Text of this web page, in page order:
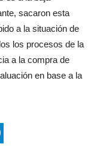
sacaron esta
a la situación de
los procesos de la
a la compra de
en base a la